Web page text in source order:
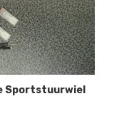
Sportstuurwiel